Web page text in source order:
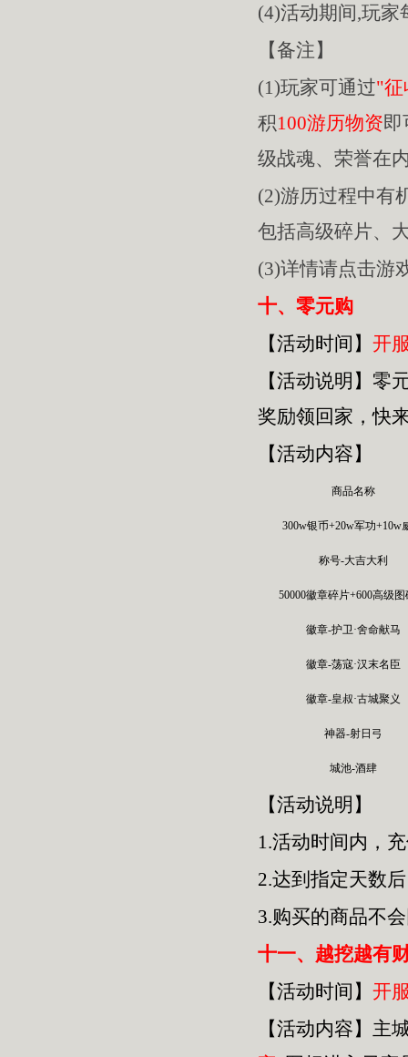
(4)活动期间,玩家
【备注】
(1)玩家可通过"征
积100游历物资即
级战魂、荣誉在
(2)游历过程中有
包括高级碎片、
(3)详情请点击游
十、零元购
【活动时间】 开
【活动说明 】 零
奖励领回家，快
【活动内容】
商品名称
300w银币+20w军功+10w
称号-大吉大利
50000徽章碎片+600高级
徽章-护卫·舍命献马
徽章-荡寇·汉末名臣
徽章-皇叔·古城聚义
神器-射日弓
城池-酒肆
【活动说明】
1.活动时间内，
2.达到指定天数
3.购买的商品不
十一、越挖越有
【活动时间】 开
【活动内容】主